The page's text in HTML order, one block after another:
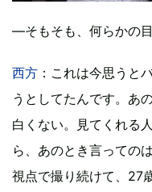
―そもそも、何らかの
西方 ：これは今思うと
うとしてたんです。あ
白くない。見てくれる
ら、あのとき言っての
視点で撮り続けて、27